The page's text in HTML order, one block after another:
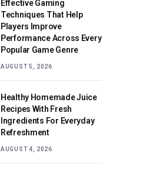
Effective Gaming
Techniques That Help
Players Improve
Performance Across Every
Popular Game Genre
AUGUST 5, 2026
Healthy Homemade Juice
Recipes With Fresh
Ingredients For Everyday
Refreshment
AUGUST 4, 2026